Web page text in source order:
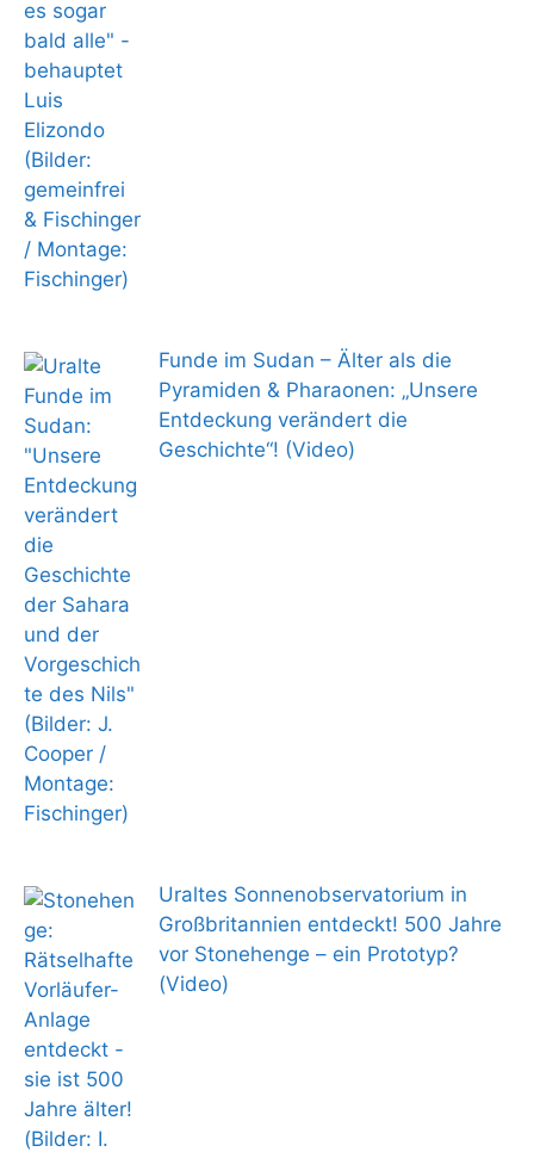
Funde im Sudan – Älter als die
Pyramiden & Pharaonen: „Unsere
Entdeckung verändert die
Geschichte“! (Video)
Uraltes Sonnenobservatorium in
Großbritannien entdeckt! 500 Jahre
vor Stonehenge – ein Prototyp?
(Video)